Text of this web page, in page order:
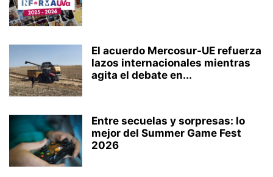
El acuerdo Mercosur-UE refuerza
lazos internacionales mientras
agita el debate en...
Entre secuelas y sorpresas: lo
mejor del Summer Game Fest
2026